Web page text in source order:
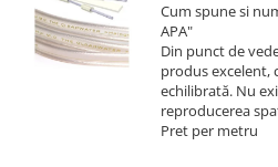
Cum spune si
APA"
Din punct de
produs excelent,
echilibrată. Nu
reproducerea
Pret per metru